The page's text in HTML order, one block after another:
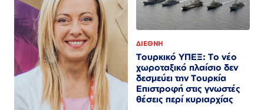
ΔΙΕΘΝΗ
Τουρκικό ΥΠΕΞ: Το νέο
χωροταξικό πλαίσιο δεν
δεσμεύει την Τουρκία
Επιστροφή στις γνωστές
θέσεις περί κυριαρχίας